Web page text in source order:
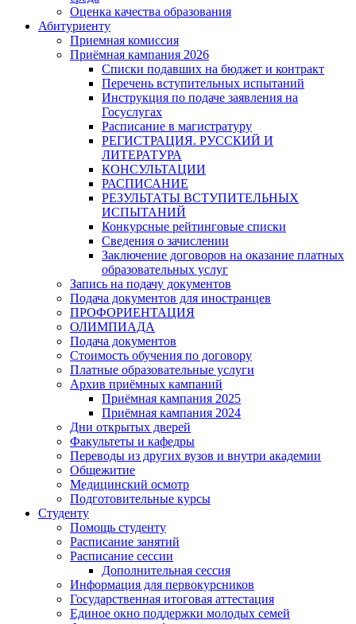
Оценка качества образования
Абитуриенту
Приемная комиссия
Приёмная кампания 2026
Списки подавших на бюджет и контракт
Перечень вступительных испытаний
Инструкция по подаче заявления на
Госуслугах
Расписание в магистратуру
РЕГИСТРАЦИЯ. РУССКИЙ И
ЛИТЕРАТУРА
КОНСУЛЬТАЦИИ
РАСПИСАНИЕ
РЕЗУЛЬТАТЫ ВСТУПИТЕЛЬНЫХ
ИСПЫТАНИЙ
Конкурсные рейтинговые списки
Сведения о зачислении
Заключение договоров на оказание платных
образовательных услуг
Запись на подачу документов
Подача документов для иностранцев
ПРОФОРИЕНТАЦИЯ
ОЛИМПИАДА
Подача документов
Стоимость обучения по договору
Платные образовательные услуги
Архив приёмных кампаний
Приёмная кампания 2025
Приёмная кампания 2024
Дни открытых дверей
Факультеты и кафедры
Переводы из других вузов и внутри академии
Общежитие
Медицинский осмотр
Подготовительные курсы
Студенту
Помощь студенту
Расписание занятий
Расписание сессии
Дополнительная сессия
Информация для первокурсников
Государственная итоговая аттестация
Единое окно поддержки молодых семей